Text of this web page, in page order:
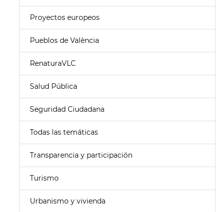
Proyectos europeos
Pueblos de València
RenaturaVLC
Salud Pública
Seguridad Ciudadana
Todas las temáticas
Transparencia y participación
Turismo
Urbanismo y vivienda